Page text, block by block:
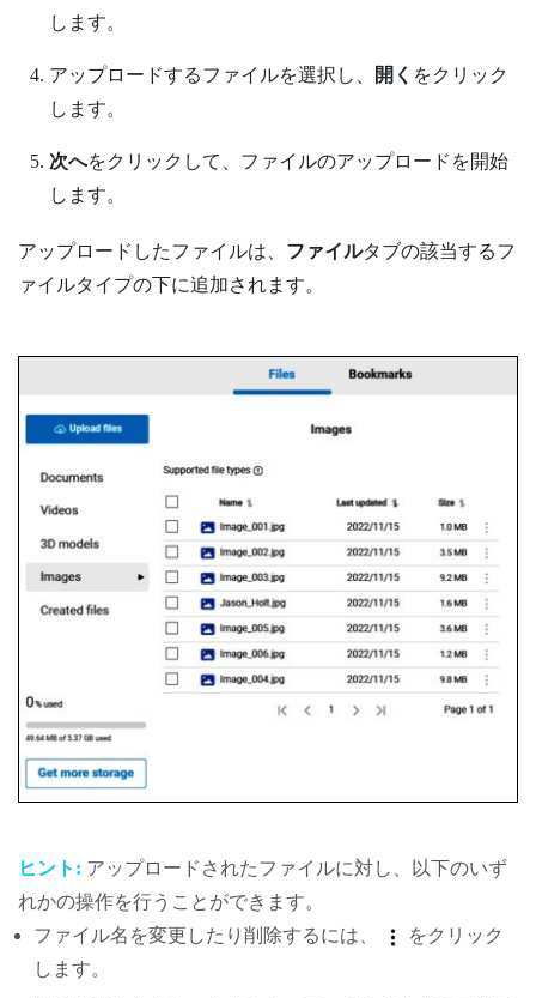
します。
アップロードするファイルを選択し、 開く をクリック
します。
次へをクリックして、ファイルのアップロードを開始
します。
アップロードしたファイルは、 ファイルタブの該当するフ
ァイルタイプの下に追加されます。
ヒント: アップロードされたファイルに対し、以下のいず
れかの操作を行うことができます。
ファイル名を変更したり削除するには、
をクリック
します。